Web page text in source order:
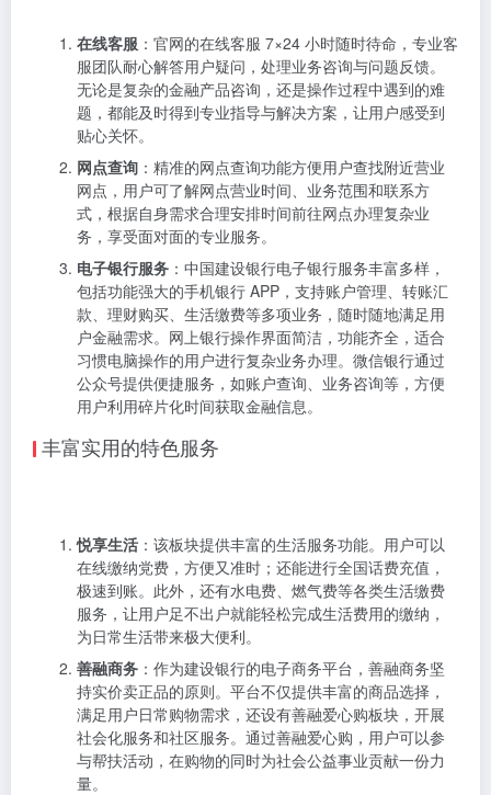
在线客服 ：官网的在线客服 7×24 小时随时待命，专业客
服团队耐心解答用户疑问，处理业务咨询与问题反馈。
无论是复杂的金融产品咨询，还是操作过程中遇到的难
题，都能及时得到专业指导与解决方案，让用户感受到
贴心关怀。
网点查询 ：精准的网点查询功能方便用户查找附近营业
网点，用户可了解网点营业时间、业务范围和联系方
式，根据自身需求合理安排时间前往网点办理复杂业
务，享受面对面的专业服务。
电子银行服务 ：中国建设银行电子银行服务丰富多样，
包括功能强大的手机银行 APP，支持账户管理、转账汇
款、理财购买、生活缴费等多项业务，随时随地满足用
户金融需求。网上银行操作界面简洁，功能齐全，适合
习惯电脑操作的用户进行复杂业务办理。微信银行通过
公众号提供便捷服务，如账户查询、业务咨询等，方便
用户利用碎片化时间获取金融信息。
丰富实用的特色服务
悦享生活 ：该板块提供丰富的生活服务功能。用户可以
在线缴纳党费，方便又准时；还能进行全国话费充值，
极速到账。此外，还有水电费、燃气费等各类生活缴费
服务，让用户足不出户就能轻松完成生活费用的缴纳，
为日常生活带来极大便利。
善融商务 ：作为建设银行的电子商务平台，善融商务坚
持实价卖正品的原则。平台不仅提供丰富的商品选择，
满足用户日常购物需求，还设有善融爱心购板块，开展
社会化服务和社区服务。通过善融爱心购，用户可以参
与帮扶活动，在购物的同时为社会公益事业贡献一份力
量。